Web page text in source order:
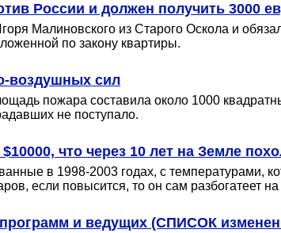
России и должен получить 3000
Малиновского из Старого Оскола и
по закону квартиры.
воздушных сил
пожара составила около 1000
не поступало.
что через 10 лет на Земле
в 1998-2003 годах, с температурами,
если повысится, то он сам разбогатеет
и ведущих (СПИСОК